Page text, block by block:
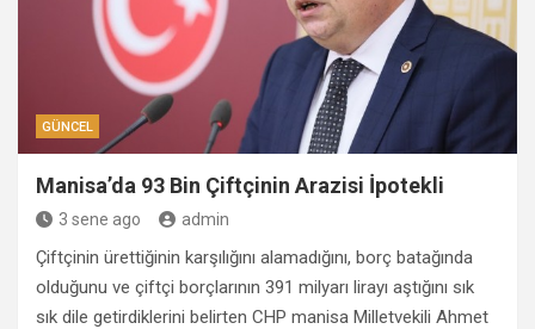
GÜNCEL
Manisa’da 93 Bin Çiftçinin Arazisi İpotekli
3 sene ago admin
Çiftçinin ürettiğinin karşılığını alamadığını, borç batağında
olduğunu ve çiftçi borçlarının 391 milyarı lirayı aştığını sık
sık dile getirdiklerini belirten CHP manisa Milletvekili Ahmet